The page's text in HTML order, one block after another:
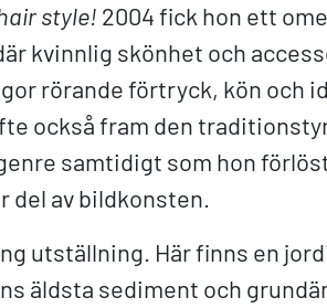
style! 2004 fick hon ett
kvinnlig skönhet och
rörande förtryck, kön och
också fram den
samtidigt som hon
del av bildkonsten.
utställning. Här finns en
äldsta sediment och